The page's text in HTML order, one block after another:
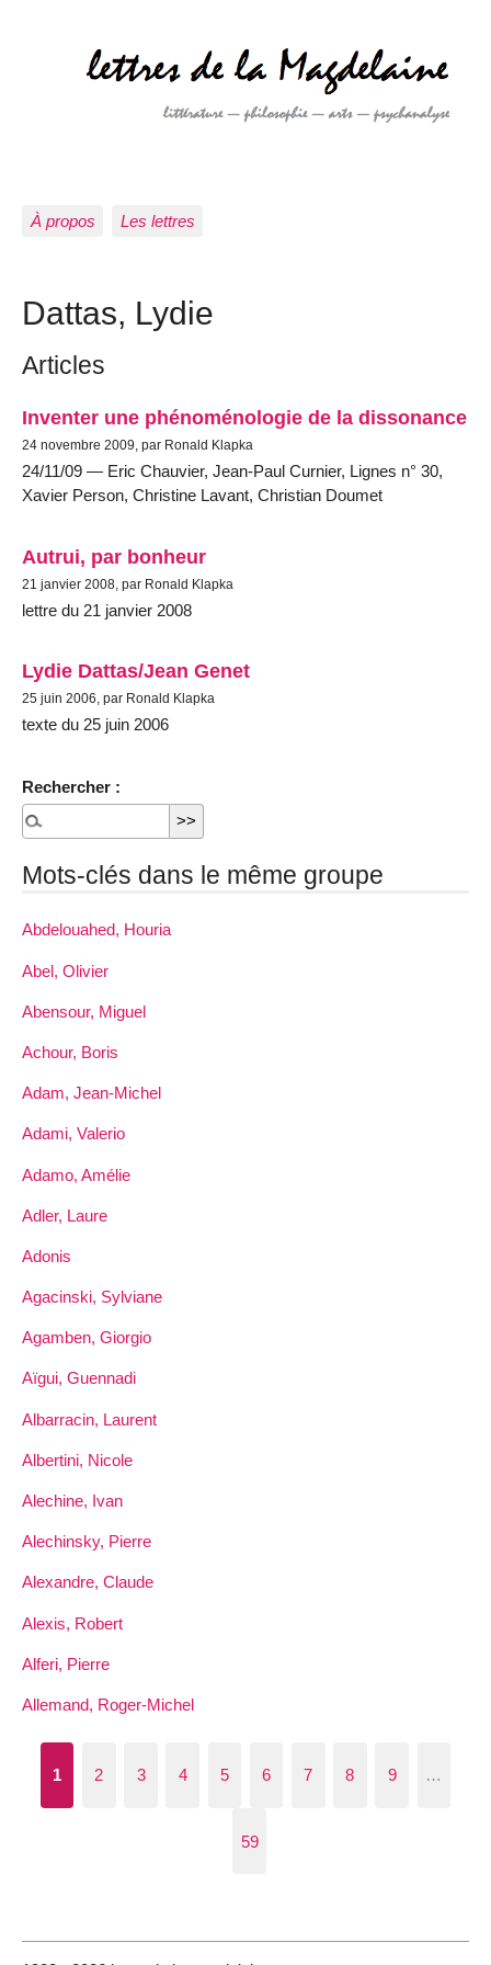
À propos Les lettres
Dattas, Lydie
Articles
Inventer une phénoménologie de la dissonance
24 novembre 2009, par Ronald Klapka
24/11/09 — Eric Chauvier, Jean-Paul Curnier, Lignes n° 30,
Xavier Person, Christine Lavant, Christian Doumet
Autrui, par bonheur
21 janvier 2008, par Ronald Klapka
lettre du 21 janvier 2008
Lydie Dattas/Jean Genet
25 juin 2006, par Ronald Klapka
texte du 25 juin 2006
Rechercher :
Mots-clés dans le même groupe
Abdelouahed, Houria
Abel, Olivier
Abensour, Miguel
Achour, Boris
Adam, Jean-Michel
Adami, Valerio
Adamo, Amélie
Adler, Laure
Adonis
Agacinski, Sylviane
Agamben, Giorgio
Aïgui, Guennadi
Albarracin, Laurent
Albertini, Nicole
Alechine, Ivan
Alechinsky, Pierre
Alexandre, Claude
Alexis, Robert
Alferi, Pierre
Allemand, Roger-Michel
1 2 3 4 5 6 7 8 9 …
59